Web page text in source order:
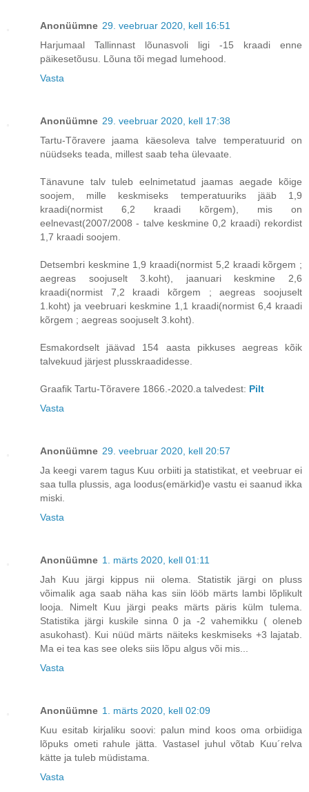
Anonüümne 29. veebruar 2020, kell 16:51
Harjumaal Tallinnast lõunasvoli ligi -15 kraadi enne
päikesetõusu. Lõuna tõi megad lumehood.
Vasta
Anonüümne 29. veebruar 2020, kell 17:38
Tartu-Tõravere jaama käesoleva talve temperatuurid on
nüüdseks teada, millest saab teha ülevaate.
Tänavune talv tuleb eelnimetatud jaamas aegade kõige
soojem, mille keskmiseks temperatuuriks jääb 1,9
kraadi(normist 6,2 kraadi kõrgem), mis on
eelnevast(2007/2008 - talve keskmine 0,2 kraadi) rekordist
1,7 kraadi soojem.
Detsembri keskmine 1,9 kraadi(normist 5,2 kraadi kõrgem ;
aegreas soojuselt 3.koht), jaanuari keskmine 2,6
kraadi(normist 7,2 kraadi kõrgem ; aegreas soojuselt
1.koht) ja veebruari keskmine 1,1 kraadi(normist 6,4 kraadi
kõrgem ; aegreas soojuselt 3.koht).
Esmakordselt jäävad 154 aasta pikkuses aegreas kõik
talvekuud järjest plusskraadidesse.
Graafik Tartu-Tõravere 1866.-2020.a talvedest: Pilt
Vasta
Anonüümne 29. veebruar 2020, kell 20:57
Ja keegi varem tagus Kuu orbiiti ja statistikat, et veebruar ei
saa tulla plussis, aga loodus(emärkid)e vastu ei saanud ikka
miski.
Vasta
Anonüümne 1. märts 2020, kell 01:11
Jah Kuu järgi kippus nii olema. Statistik järgi on pluss
võimalik aga saab näha kas siin lööb märts lambi lõplikult
looja. Nimelt Kuu järgi peaks märts päris külm tulema.
Statistika järgi kuskile sinna 0 ja -2 vahemikku ( oleneb
asukohast). Kui nüüd märts näiteks keskmiseks +3 lajatab.
Ma ei tea kas see oleks siis lõpu algus või mis...
Vasta
Anonüümne 1. märts 2020, kell 02:09
Kuu esitab kirjaliku soovi: palun mind koos oma orbiidiga
lõpuks ometi rahule jätta. Vastasel juhul võtab Kuu´relva
kätte ja tuleb müdistama.
Vasta